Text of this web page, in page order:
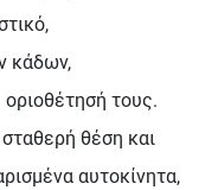
κάδων,
τους.
θέση και
αυτοκίνητα,